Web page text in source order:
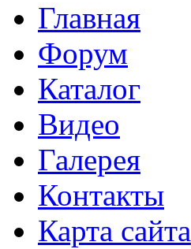
Главная
Форум
Каталог
Видео
Галерея
Контакты
Карта сайта